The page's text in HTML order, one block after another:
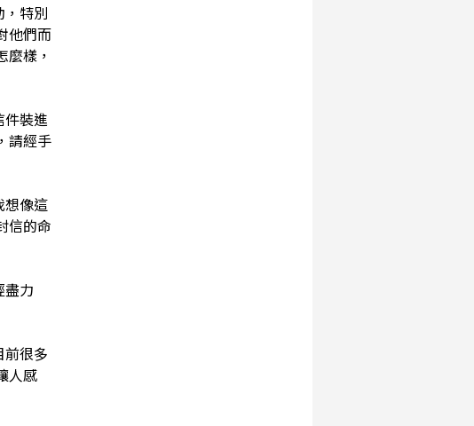
特別
他們而
樣，
裝進
請經手
像這
信的命
力
很多
人感